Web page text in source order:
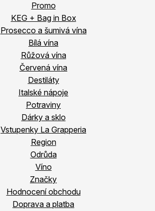
Promo
KEG + Bag in Box
Prosecco a šumivá vína
Bílá vína
Růžová vína
Červená vína
Destiláty
Italské nápoje
Potraviny
Dárky a sklo
Vstupenky La Grapperia
Region
Odrůda
Víno
Značky
Hodnocení obchodu
Doprava a platba